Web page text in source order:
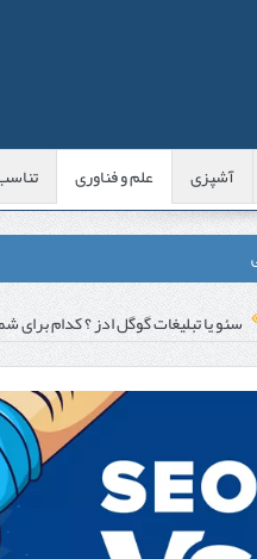
آشپزی علم و فناوری
با شبه‌ لیزر در مشهد
این موارد را بررسی کنید
است؟
سئو یا تبلیغات گوگل ادز ؟ کدام برای